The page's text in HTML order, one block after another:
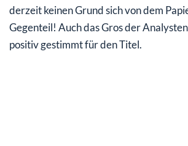
derzeit keinen Grund sich von dem
Gegenteil! Auch das Gros der
positiv gestimmt für den Titel.